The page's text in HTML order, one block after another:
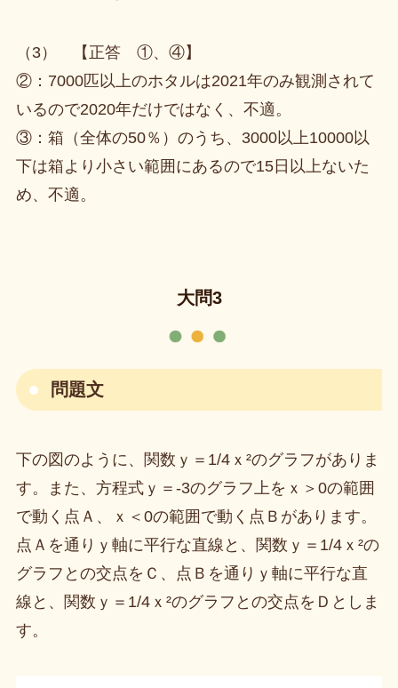
（3） 【正答 ①、④】
②：7000匹以上のホタルは2021年のみ観測されて
いるので2020年だけではなく、不適。
③：箱（全体の50％）のうち、3000以上10000以
下は箱より小さい範囲にあるので15日以上ないた
め、不適。
大問3
問題文
下の図のように、関数ｙ＝1/4ｘ²のグラフがありま
す。また、方程式ｙ＝-3のグラフ上をｘ＞0の範囲
で動く点Ａ、ｘ＜0の範囲で動く点Ｂがあります。
点Ａを通りｙ軸に平行な直線と、関数ｙ＝1/4ｘ²の
グラフとの交点をＣ、点Ｂを通りｙ軸に平行な直
線と、関数ｙ＝1/4ｘ²のグラフとの交点をＤとしま
す。